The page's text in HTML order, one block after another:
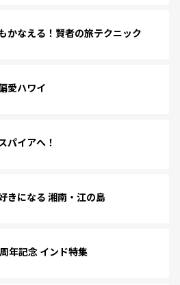
かなえる！賢者の旅テクニック
愛ハワイ
パイアへ！
きになる 湘南・江の島
年記念 インド特集